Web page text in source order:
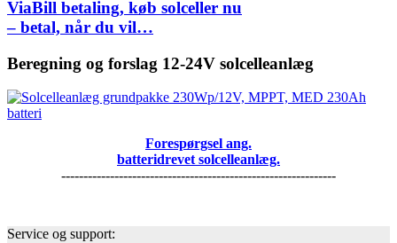
ViaBill betaling, køb solceller nu
– betal, når du vil…
Beregning og forslag 12-24V solcelleanlæg
Forespørgsel ang.
batteridrevet solcelleanlæg.
--------------------------------------------------------------
Service og support: